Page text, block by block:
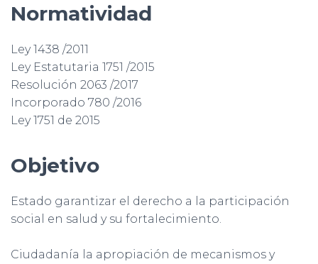
Normatividad
Ley 1438 /2011
Ley Estatutaria 1751 /2015
Resolución 2063 /2017
Incorporado 780 /2016
Ley 1751 de 2015
Objetivo
Estado garantizar el derecho a la participación
social en salud y su fortalecimiento.
Ciudadanía la apropiación de mecanismos y